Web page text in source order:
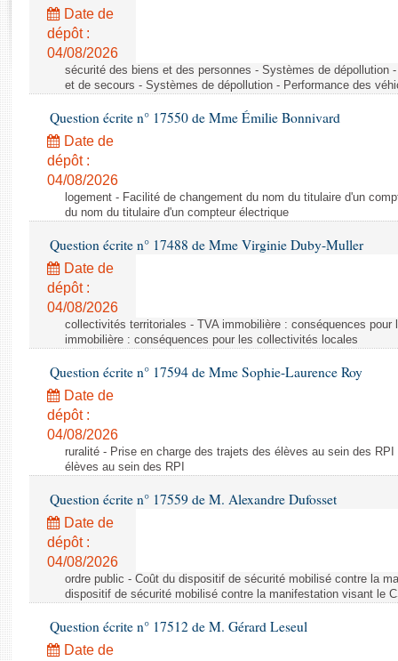
Rapports législatifs
Rapports sur l'application des lois
Baromètre de l’application des lois
Dossiers législatifs
Budget et sécurité sociale
Questions écrites et orales
Comptes rendus des débats
Date de
dépôt :
04/08/2026
sécurité des biens et des personnes - Systèmes de dépollution
et de secours - Systèmes de dépollution - Performance des
Question écrite n° 17550 de Mme Émilie Bonnivard
Date de
dépôt :
04/08/2026
logement - Facilité de changement du nom du titulaire d'un
du nom du titulaire d'un compteur électrique
Question écrite n° 17488 de Mme Virginie Duby-Muller
Date de
dépôt :
04/08/2026
collectivités territoriales - TVA immobilière : conséquences
immobilière : conséquences pour les collectivités locales
Question écrite n° 17594 de Mme Sophie-Laurence Roy
Date de
dépôt :
04/08/2026
ruralité - Prise en charge des trajets des élèves au sein des
élèves au sein des RPI
Question écrite n° 17559 de M. Alexandre Dufosset
Date de
dépôt :
04/08/2026
ordre public - Coût du dispositif de sécurité mobilisé contre la
dispositif de sécurité mobilisé contre la manifestation visant le
Question écrite n° 17512 de M. Gérard Leseul
Date de